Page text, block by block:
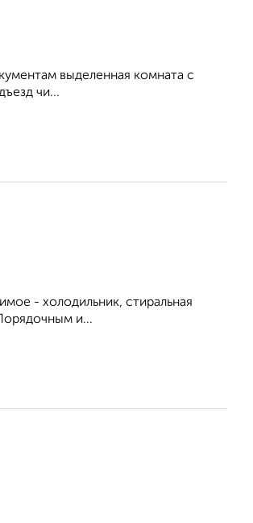
выделенная комната с
чи...
- холодильник, стиральная
и...